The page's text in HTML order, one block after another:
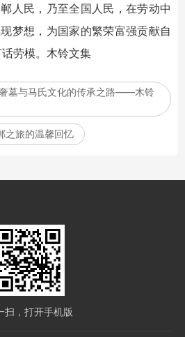
人民，乃至全国人民，在劳动中
梦想，为国家的繁荣富强贡献自
劳模。木铃文集
墓与马氏文化的传承之路——木铃
之旅的温馨回忆
扫，打开手机版